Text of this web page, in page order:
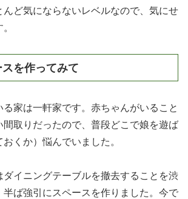
んど気にならないレベルなので、気にせ
を作ってみて
る家は一軒家です。赤ちゃんがいること
間取りだったので、普段どこで娘を遊ば
くか）悩んでいました。
ダイニングテーブルを撤去することを渋
半ば強引にスペースを作りました。今で